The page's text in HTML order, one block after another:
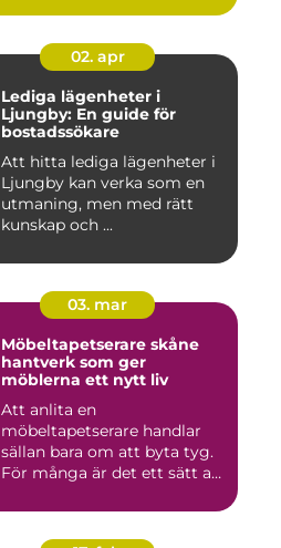
02. apr
Lediga lägenheter i
Ljungby: En guide för
bostadssökare
Att hitta lediga lägenheter i
Ljungby kan verka som en
utmaning, men med rätt
kunskap och ...
03. mar
Möbeltapetserare skåne
hantverk som ger
möblerna ett nytt liv
Att anlita en
möbeltapetserare handlar
sällan bara om att byta tyg.
För många är det ett sätt att